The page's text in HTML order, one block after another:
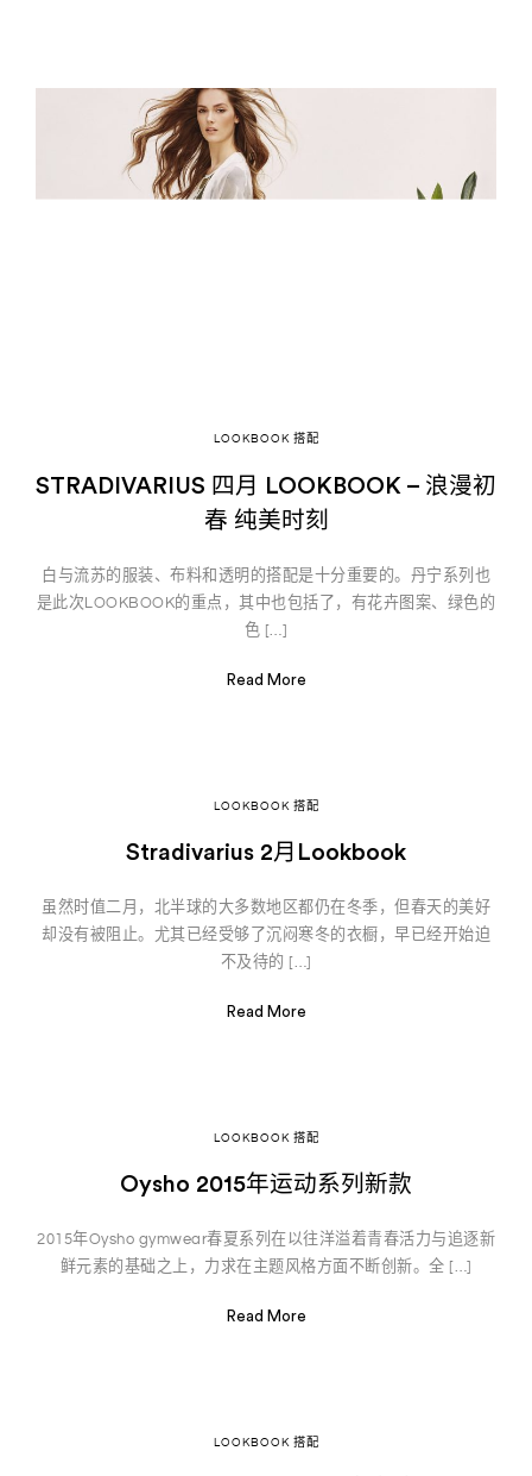
LOOKBOOK 搭配
STRADIVARIUS 四月 LOOKBOOK – 浪漫初
春 纯美时刻
白与流苏的服装、布料和透明的搭配是十分重要的。丹宁系列也
是此次LOOKBOOK的重点，其中也包括了，有花卉图案、绿色的
色 […]
Read More
LOOKBOOK 搭配
Stradivarius 2月Lookbook
虽然时值二月，北半球的大多数地区都仍在冬季，但春天的美好
却没有被阻止。尤其已经受够了沉闷寒冬的衣橱，早已经开始迫
不及待的 […]
Read More
LOOKBOOK 搭配
Oysho 2015年运动系列新款
2015年Oysho gymwear春夏系列在以往洋溢着青春活力与追逐新
鲜元素的基础之上，力求在主题风格方面不断创新。全 […]
Read More
LOOKBOOK 搭配